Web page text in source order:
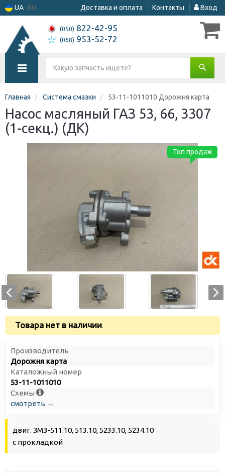
UA RU Доставка и оплата Контакты Вход
(050) 822-42-95
(068) 953-52-72
Главная Система смазки 53-11-1011010 Дорожня карта
Насос масляный ГАЗ 53, 66, 3307
(1-секц.) (ДК)
Топ продаж
Товара нет в наличии.
Производитель
Дорожня карта
Каталожный номер
53-11-1011010
Схемы
смотреть →
двиг. ЗМЗ-511.10, 513.10, 5233.10, 5234.10
с прокладкой